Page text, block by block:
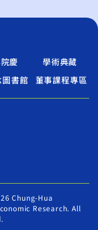
慶
學術典藏
書館
董事課程專區
Chung-Hua
Research. All